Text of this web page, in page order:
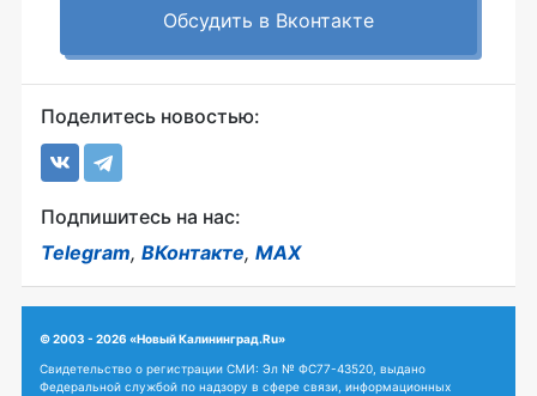
Обсудить в Вконтакте
Поделитесь новостью:
Подпишитесь на нас:
Telegram, ВКонтакте, MAX
© 2003 - 2026 «Новый Калининград.Ru»
Свидетельство о регистрации СМИ: Эл № ФС77-43520, выдано
Федеральной службой по надзору в сфере связи, информационных